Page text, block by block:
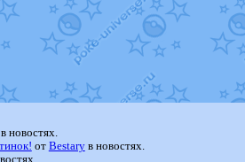
новостях.
от Bestaryв новостях.